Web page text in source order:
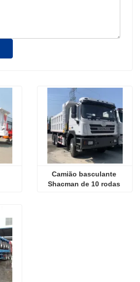
Camião basculante
Shacman de 10 rodas